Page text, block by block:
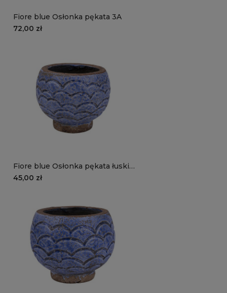
Fiore blue Osłonka pękata 3A
72,00 zł
Fiore blue Osłonka pękata łuski
B
45,00 zł